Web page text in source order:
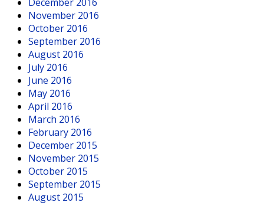
December 2016
November 2016
October 2016
September 2016
August 2016
July 2016
June 2016
May 2016
April 2016
March 2016
February 2016
December 2015
November 2015
October 2015
September 2015
August 2015